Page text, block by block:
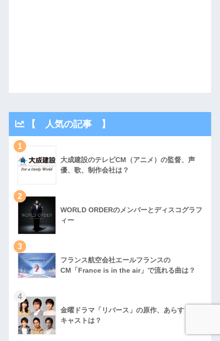
【 人気の記事 】
1
大成建設のテレビCM（アニメ）の監督、声
優、歌、制作会社は？
2
WORLD ORDERのメンバーとディスコグラフ
ィー
3
フランス航空会社エールフランスの
CM「France is in the air」で流れる曲は？
4
金曜ドラマ「リバース」の原作、あらすじ、
キャストは？